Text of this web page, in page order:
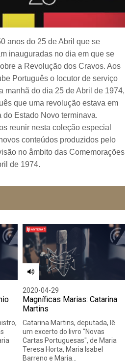
anos do 25 de Abril que se
inauguradas no dia em que se
a Revolução dos Cravos. Aos
Português o locutor de serviço
manhã do dia 25 de Abril de 1974,
que uma revolução estava em
do Estado Novo terminava.
reunir nesta coleção especial
conteúdos produzidos pelo
no âmbito das Comemorações
de 1974.
Áudio
2020-04-29
Magníficas Marias: Catarina
Martins
Catarina Martins, deputada, lê
um excerto do livro "Novas
Cartas Portuguesas", de Maria
Teresa Horta, Maria Isabel
Barreno e Maria…